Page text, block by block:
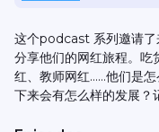
这个podcast 系列邀请了
分享他们的网红旅程。吃
红、教师网红……他们是
下来会有怎么样的发展？